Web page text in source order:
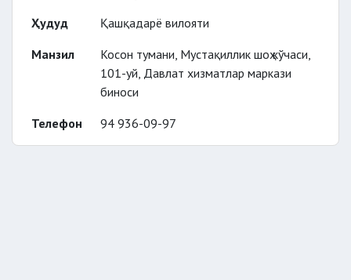
Ҳудуд
Қашқадарё вилояти
Манзил
Косон тумани, Мустақиллик шоҳ кўчаси,
101-уй, Давлат хизматлар маркази
биноси
Телефон
94 936-09-97